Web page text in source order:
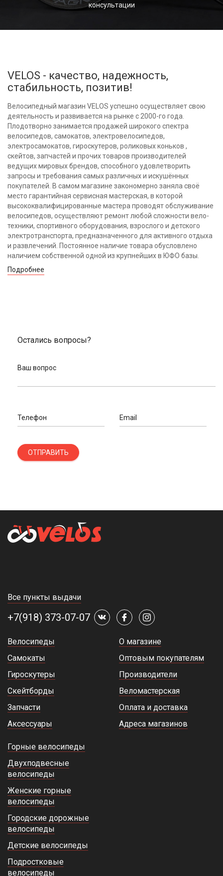
консультации
VELOS - качество, надежность,
стабильность, позитив!
Велосипедный магазин VELOS успешно осуществляет свою
деятельность и развивается на рынке с 2000-го года.
Плодотворно занимается продажей широкого спектра
велосипедов, самокатов, электровелосипедов,
электросамокатов, гироскутеров, роликовых коньков ,
скейтов, запчастей и прочих товаров производителей
ведущих мировых брендов, способного удовлетворить
запросы и требования самых различных и искушённых
покупателей. В самом магазине закономерно заняла своё
место гарантийная сервисная мастерская, в которой
высококвалифицированные мастера проводят обслуживание
велосипедов, осуществляют ремонт любой сложности вело-
техники, спортивного оборудования, взрослого и детского
электротранспорта, предназначенного для активного отдыха
и развлечений. Постоянное наличие товара обусловлено
наличием собственной одной из крупнейших в ЮФО базы.
Подробнее
Остались вопросы?
Ваш вопрос
Телефон Email
ОТПРАВИТЬ
Все пункты выдачи
+7(918) 373-07-07
Велосипеды
Самокаты
Гироскутеры
Скейтборды
Запчасти
Аксессуары
О магазине
Оптовым покупателям
Производители
Веломастерская
Оплата и доставка
Адреса магазинов
Горные велосипеды
Двухподвесные
велосипеды
Женские горные
велосипеды
Городские дорожные
велосипеды
Детские велосипеды
Подростковые
велосипеды